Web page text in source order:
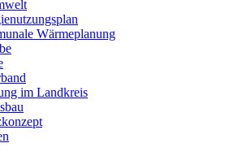
Wärmeplanung
im Landkreis